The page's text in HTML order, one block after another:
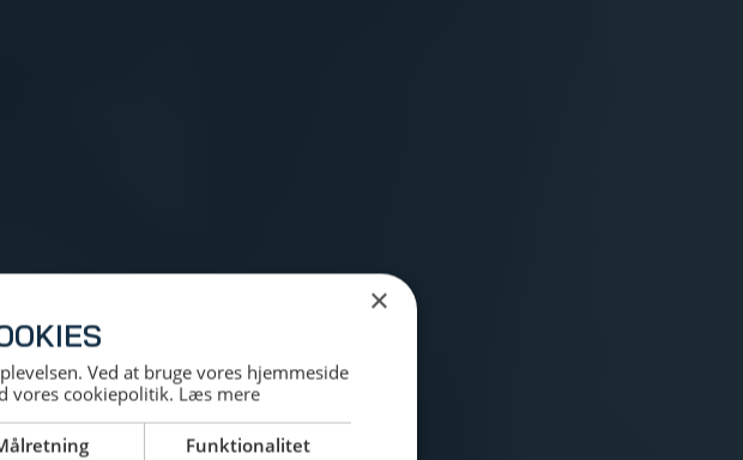
×
Ved at bruge vores hjemmeside
vores cookiepolitik. Læs mere
Funktionalitet